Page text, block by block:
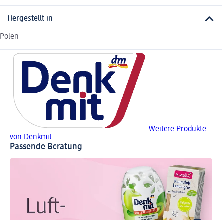
Hergestellt in
Polen
Weitere Produkte
von Denkmit
Passende Beratung